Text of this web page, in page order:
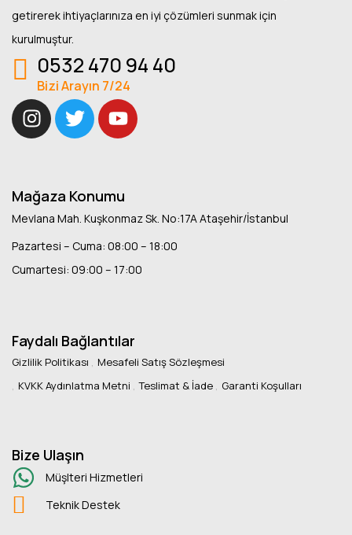
getirerek ihtiyaçlarınıza en iyi çözümleri sunmak için
kurulmuştur.
0532 470 94 40
Bizi Arayın 7/24
Mağaza Konumu
Mevlana Mah. Kuşkonmaz Sk. No:17A Ataşehir/İstanbul
Pazartesi – Cuma: 08:00 – 18:00
Cumartesi: 09:00 – 17:00
Faydalı Bağlantılar
Gizlilik Politikası
Mesafeli Satış Sözleşmesi
KVKK Aydınlatma Metni
Teslimat & İade Garanti Koşulları
Bize Ulaşın
Müşlteri Hizmetleri
Teknik Destek